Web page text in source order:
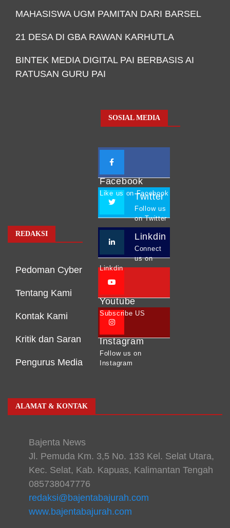
MAHASISWA UGM PAMITAN DARI BARSEL
21 DESA DI GBA RAWAN KARHUTLA
BINTEK MEDIA DIGITAL PAI BERBASIS AI
RATUSAN GURU PAI
REDAKSI
Pedoman Cyber
Tentang Kami
Kontak Kami
Kritik dan Saran
Pengurus Media
SOSIAL MEDIA
Facebook
Like us on Facebook
Twitter
Follow us
on Twitter
Linkdin
Connect
us on
Linkdin
Youtube
Subscribe US
Instagram
Follow us on
Instagram
ALAMAT & KONTAK
Bajenta News
Jl. Pemuda Km. 3,5 No. 133 Kel. Selat Utara,
Kec. Selat, Kab. Kapuas, Kalimantan Tengah
085738047776
redaksi@bajentabajurah.com
www.bajentabajurah.com